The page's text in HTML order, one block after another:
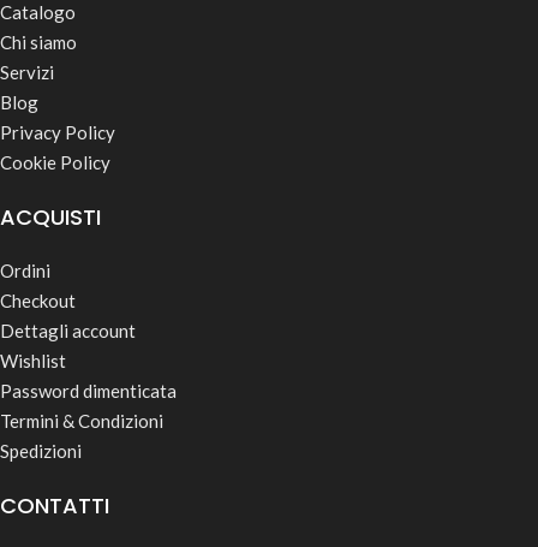
Catalogo
Chi siamo
Servizi
Blog
Privacy Policy
Cookie Policy
ACQUISTI
Ordini
Checkout
Dettagli account
Wishlist
Password dimenticata
Termini & Condizioni
Spedizioni
CONTATTI